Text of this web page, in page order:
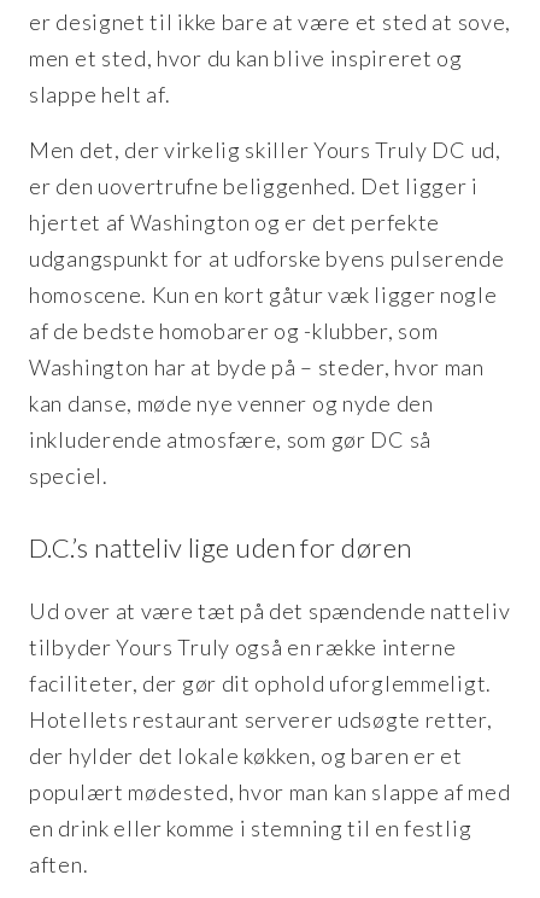
er designet til ikke bare at være et sted at sove,
men et sted, hvor du kan blive inspireret og
slappe helt af.
Men det, der virkelig skiller Yours Truly DC ud,
er den uovertrufne beliggenhed. Det ligger i
hjertet af Washington og er det perfekte
udgangspunkt for at udforske byens pulserende
homoscene. Kun en kort gåtur væk ligger nogle
af de bedste homobarer og -klubber, som
Washington har at byde på – steder, hvor man
kan danse, møde nye venner og nyde den
inkluderende atmosfære, som gør DC så
speciel.
D.C.’s natteliv lige uden for døren
Ud over at være tæt på det spændende natteliv
tilbyder Yours Truly også en række interne
faciliteter, der gør dit ophold uforglemmeligt.
Hotellets restaurant serverer udsøgte retter,
der hylder det lokale køkken, og baren er et
populært mødested, hvor man kan slappe af med
en drink eller komme i stemning til en festlig
aften.